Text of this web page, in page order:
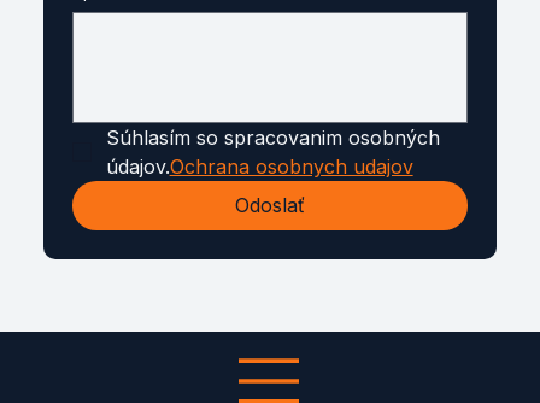
Súhlasím so spracovanim osobných
údajov.Ochrana osobnych udajov
Odoslať